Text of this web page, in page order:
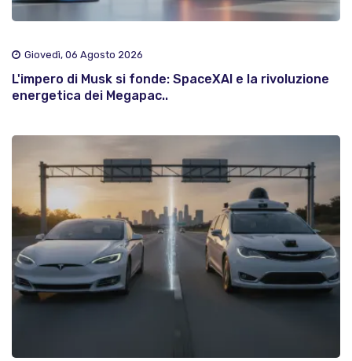
Giovedì, 06 Agosto 2026
L'impero di Musk si fonde: SpaceXAI e la rivoluzione
energetica dei Megapac..